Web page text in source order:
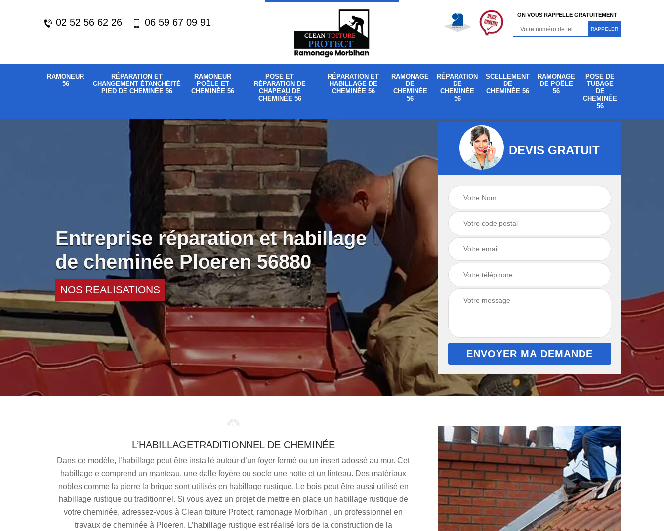
02 52 56 62 26 06 59 67 09 91
ON VOUS RAPPELLE GRATUITEMENT
RAMONEUR
56
RÉPARATION ET
CHANGEMENT ÉTANCHÉITÉ
PIED DE CHEMINÉE 56
RAMONEUR
POÊLE ET
CHEMINÉE 56
POSE ET
RÉPARATION DE
CHAPEAU DE
CHEMINÉE 56
RÉPARATION ET
HABILLAGE DE
CHEMINÉE 56
RAMONAGE
DE
CHEMINÉE
56
RÉPARATION
DE
CHEMINÉE
56
SCELLEMENT
DE
CHEMINÉE 56
RAMONAGE
DE POÊLE
56
POSE DE
TUBAGE
DE
CHEMINÉE
56
Entreprise réparation et habillage
de cheminée Ploeren 56880
NOS REALISATIONS
DEVIS GRATUIT
L’HABILLAGETRADITIONNEL DE CHEMINÉE
Dans ce modèle, l’habillage peut être installé autour d’un foyer fermé ou un insert adossé au mur. Cet
habillage e comprend un manteau, une dalle foyère ou socle une hotte et un linteau. Des matériaux
nobles comme la pierre la brique sont utilisés en habillage rustique. Le bois peut être aussi utilisé en
habillage rustique ou traditionnel. Si vous avez un projet de mettre en place un habillage rustique de
votre cheminée, adressez-vous à Clean toiture Protect, ramonage Morbihan , un professionnel en
travaux de cheminée à Ploeren. L’habillage rustique est réalisé lors de la construction de la